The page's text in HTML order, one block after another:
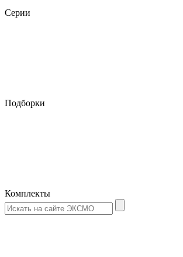
Серии
Подборки
Комплекты